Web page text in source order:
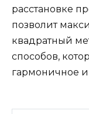
расстановке
позволит
квадратный
способов,
гармоничное и